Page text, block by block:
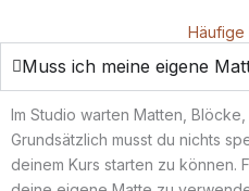
Häufige
Muss ich meine eigene
Im Studio warten Matten,
Grundsätzlich musst du nichts
deinem Kurs starten zu können.